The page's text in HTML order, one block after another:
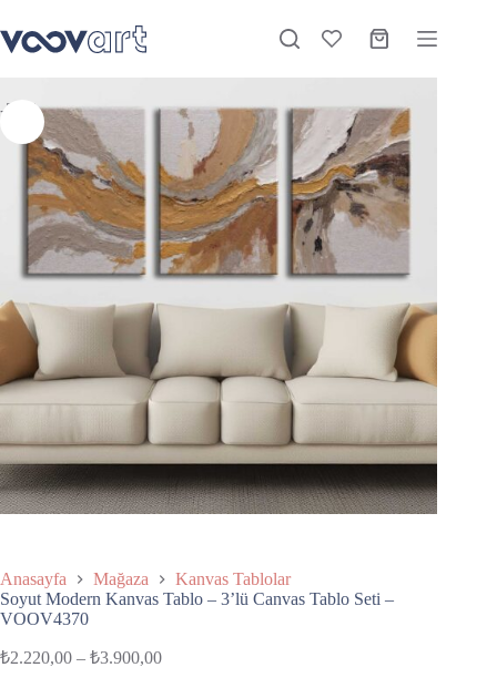
₺2.220,00 –₺3.900,00
-27%
Anasayfa Mağaza
Kanvas Tablolar
Soyut Modern Kanvas Tablo – 3’lü Canvas Tablo Seti –
VOOV4370
₺2.220,00 – ₺3.900,00